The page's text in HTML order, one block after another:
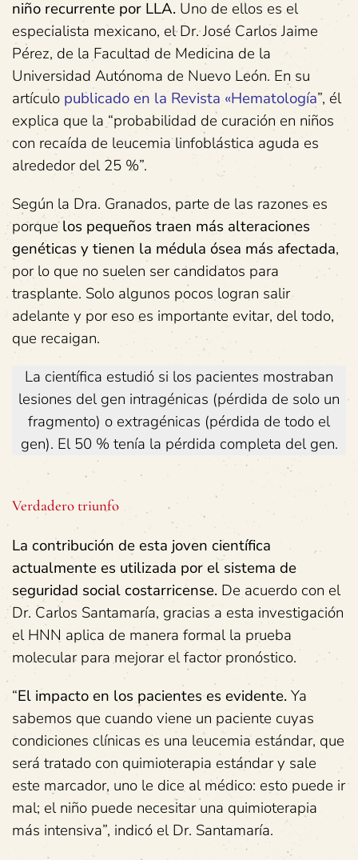
niño recurrente por LLA. Uno de ellos es el
especialista mexicano, el Dr. José Carlos Jaime
Pérez, de la Facultad de Medicina de la
Universidad Autónoma de Nuevo León. En su
artículo publicado en la Revista «Hematología”, él
explica que la “probabilidad de curación en niños
con recaída de leucemia linfoblástica aguda es
alrededor del 25 %”.
Según la Dra. Granados, parte de las razones es
porquelos pequeños traen más alteraciones
genéticas y tienen la médula ósea más afectada,
por lo que no suelen ser candidatos para
trasplante. Solo algunos pocos logran salir
adelante y por eso es importante evitar, del todo,
que recaigan.
La científica estudió si los pacientes mostraban
lesiones del gen intragénicas (pérdida de solo un
fragmento) o extragénicas (pérdida de todo el
gen). El 50 % tenía la pérdida completa del gen.
Verdadero triunfo
La contribución de esta joven científica
actualmente es utilizada por el sistema de
seguridad social costarricense. De acuerdo con el
Dr. Carlos Santamaría, gracias a esta investigación
el HNN aplica de manera formal la prueba
molecular para mejorar el factor pronóstico.
“El impacto en los pacientes es evidente. Ya
sabemos que cuando viene un paciente cuyas
condiciones clínicas es una leucemia estándar, que
será tratado con quimioterapia estándar y sale
este marcador, uno le dice al médico: esto puede ir
mal; el niño puede necesitar una quimioterapia
más intensiva”, indicó el Dr. Santamaría.